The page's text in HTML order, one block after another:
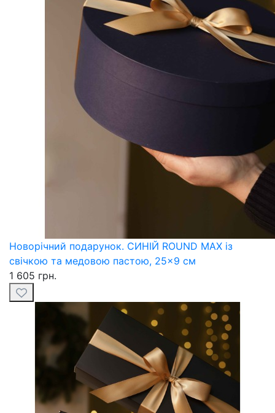
Новорічний подарунок. СИНІЙ ROUND MAX із
свічкою та медовою пастою, 25×9 см
1 605 грн.